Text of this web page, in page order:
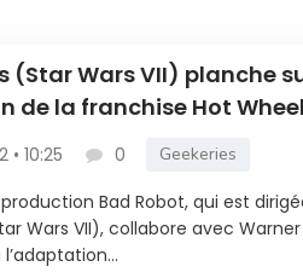
(Star Wars VII) planche
de la franchise Hot
• 10:25 0 Geekeries
Bad Robot, qui est
Wars VII), collabore avec Warner